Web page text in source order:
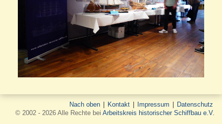
Nach oben Kontakt Impressum
Datenschutz
© 2002 - 2026 Alle Rechte bei Arbeitskreis historischer Schiffbau e.V.